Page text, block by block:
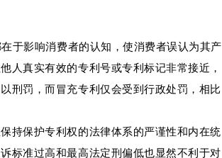
于影响消费者的认知，使消费者误认为其产
人真实有效的专利号或专利标记非常接近，
刑罚，而冒充专利仅会受到行政处罚，相比
持保护专利权的法律体系的严谨性和内在统
标准过高和最高法定刑偏低也显然不利于对